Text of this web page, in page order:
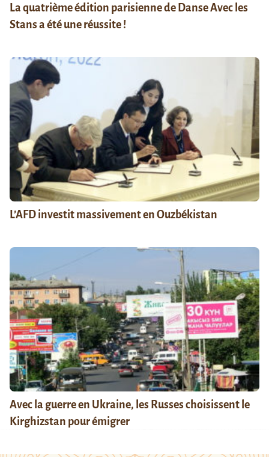
La quatrième édition parisienne de Danse Avec les
Stans a été une réussite !
L’AFD investit massivement en Ouzbékistan
Avec la guerre en Ukraine, les Russes choisissent le
Kirghizstan pour émigrer